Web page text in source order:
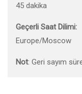
45 dakika
Geçerli Saat Dilimi:
Europe/Moscow
Not: Geri sayım